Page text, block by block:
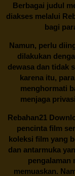
Berbagai judul
diakses melalui
bagi
Namun, perlu
dilakukan
dewasa dan tidak
karena itu,
menghormati
menjaga
Rebahan21
pencinta film
koleksi film yang
dan antarmuka
pengalaman
memuaskan.